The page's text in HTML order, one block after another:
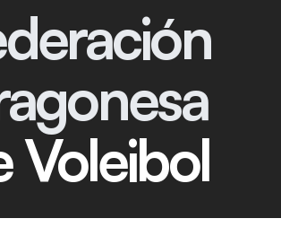
Voleibol